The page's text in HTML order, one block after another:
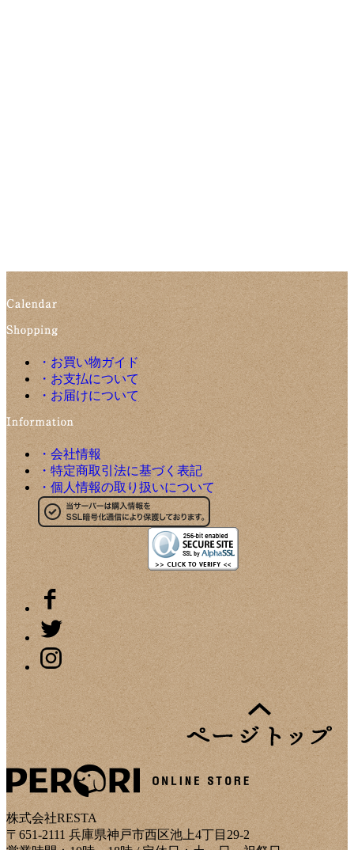
・お買い物ガイド
・お支払について
・お届けについて
・会社情報
・特定商取引法に基づく表記
・個人情報の取り扱いについて
株式会社RESTA
〒651-2111 兵庫県神戸市西区池上4丁目29-2